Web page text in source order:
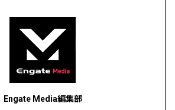
Engate Media編集部